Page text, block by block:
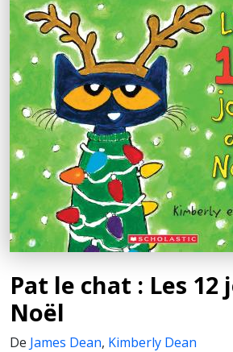
Pat le chat : Les 12
Noël
De James Dean, Kimberly Dean